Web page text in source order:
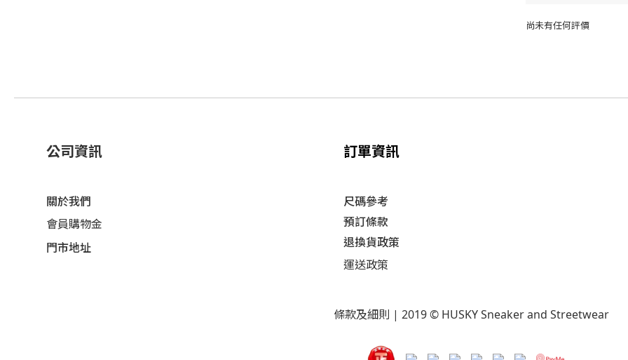
尚未有任何評價
公司資訊 訂單資訊
關於我們
會員購物金
門市地址
尺碼參考
預訂條款
退換貨政策​
運送政策​
條款及細則 | 2019 © HUSKY Sneaker and Streetwear